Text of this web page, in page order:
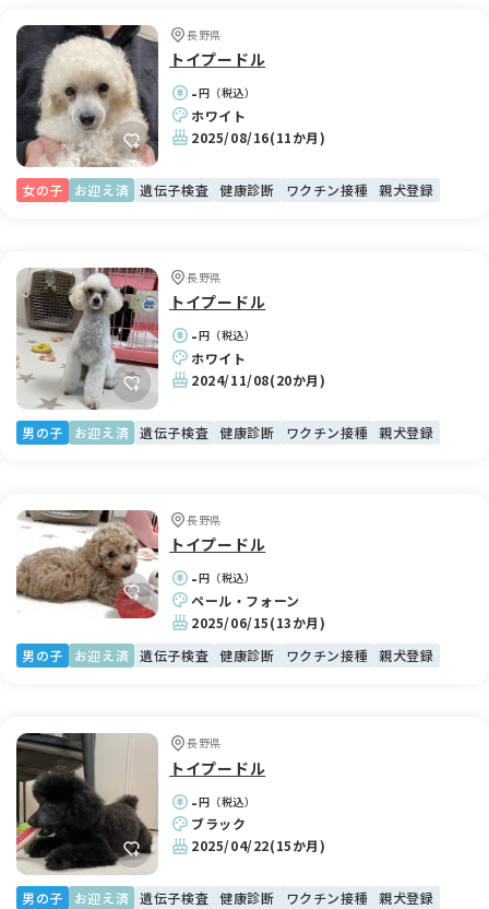
長野県
トイプードル
-円（税込）
ホワイト
2025/08/16(11か月)
女の子 お迎え済 遺伝子検査 健康診断 ワクチン接種 親犬登録
長野県
トイプードル
-円（税込）
ホワイト
2024/11/08(20か月)
男の子 お迎え済 遺伝子検査 健康診断 ワクチン接種 親犬登録
長野県
トイプードル
-円（税込）
ペール・フォーン
2025/06/15(13か月)
男の子
お迎え済 遺伝子検査 健康診断 ワクチン接種 親犬登録
長野県
トイプードル
-円（税込）
ブラック
2025/04/22(15か月)
男の子 お迎え済 遺伝子検査 健康診断 ワクチン接種 親犬登録